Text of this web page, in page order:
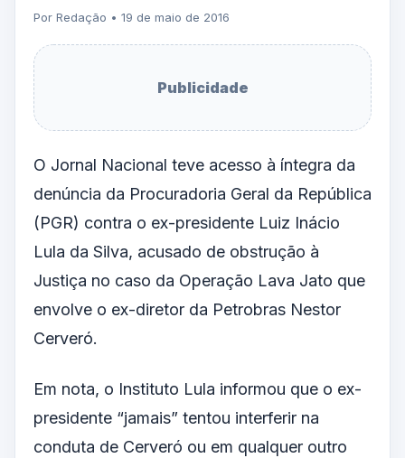
Por Redação • 19 de maio de 2016
Publicidade
O Jornal Nacional teve acesso à íntegra da
denúncia da Procuradoria Geral da República
(PGR) contra o ex-presidente Luiz Inácio
Lula da Silva, acusado de obstrução à
Justiça no caso da Operação Lava Jato que
envolve o ex-diretor da Petrobras Nestor
Cerveró.
Em nota, o Instituto Lula informou que o ex-
presidente “jamais” tentou interferir na
conduta de Cerveró ou em qualquer outro